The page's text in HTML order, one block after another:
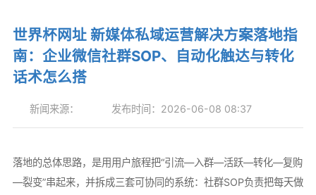
世界杯网址 新媒体私域运营解决方案落地指
南：企业微信社群SOP、自动化触达与转化
话术怎么搭
新闻来源： 发布时间：2026-06-08 08:37
落地的总体思路，是用用户旅程把“引流—入群—活跃—转化—复购
—裂变”串起来，并拆成三套可协同的系统：社群SOP负责把每天做